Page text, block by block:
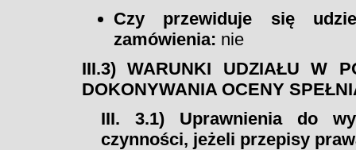
Czy przewiduje się
zamówienia: nie
III.3) WARUNKI UDZIAŁU W
DOKONYWANIA OCENY
III. 3.1) Uprawnienia do
czynności, jeżeli przepisy